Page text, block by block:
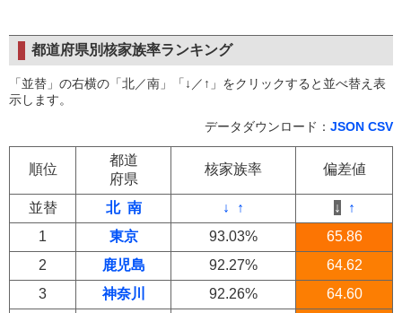
都道府県別核家族率ランキング
「並替」の右横の「北／南」「↓／↑」をクリックすると並べ替え表
示します。
データダウンロード： JSON CSV
順位
都道
府県
核家族率 偏差値
並替 北 南 ↓ ↑ ↓
↑
1
東京 93.03%
65.86
2
鹿児島 92.27%
64.62
3
神奈川 92.26%
64.60